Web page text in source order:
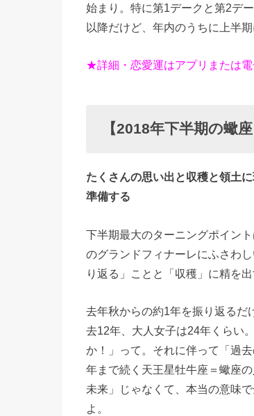
始まり。特に第1デークと第2デ
以降だけど、年内のうちに上半
★詳細・恋愛運はアプリまたは電
【2018年下半期の蠍座
たくさんの思い出と収穫と領土
準備する
下半期最大のターニングポイン
のグランドフィナーレにふさわ
り返る」ことと「収穫」に精を
去年秋からの約1年を振り返るだ
去12年、大人女子は24年くらい
か！」って。それに伴って「過
年まで続く天王星牡牛座＝蠍座
未来」じゃなくて、本当の意味
よ。